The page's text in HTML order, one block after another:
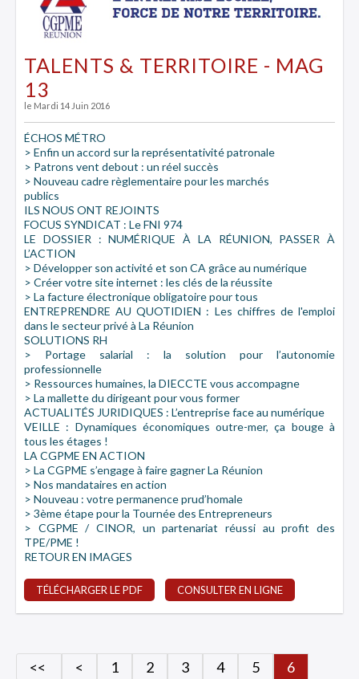
TALENTS & TERRITOIRE - MAG
13
le Mardi 14 Juin 2016
ÉCHOS MÉTRO
> Enfin un accord sur la représentativité patronale
> Patrons vent debout : un réel succès
> Nouveau cadre règlementaire pour les marchés
publics
ILS NOUS ONT REJOINTS
FOCUS SYNDICAT : Le FNI 974
LE DOSSIER : NUMÉRIQUE À LA RÉUNION, PASSER À
L’ACTION
> Développer son activité et son CA grâce au numérique
> Créer votre site internet : les clés de la réussite
> La facture électronique obligatoire pour tous
ENTREPRENDRE AU QUOTIDIEN : Les chiffres de l'emploi
dans le secteur privé à La Réunion
SOLUTIONS RH
> Portage salarial : la solution pour l’autonomie
professionnelle
> Ressources humaines, la DIECCTE vous accompagne
> La mallette du dirigeant pour vous former
ACTUALITÉS JURIDIQUES : L’entreprise face au numérique
VEILLE : Dynamiques économiques outre-mer, ça bouge à
tous les étages !
LA CGPME EN ACTION
> La CGPME s’engage à faire gagner La Réunion
> Nos mandataires en action
> Nouveau : votre permanence prud’homale
> 3ème étape pour la Tournée des Entrepreneurs
> CGPME / CINOR, un partenariat réussi au profit des
TPE/PME !
RETOUR EN IMAGES
TÉLÉCHARGER LE PDF CONSULTER EN LIGNE
<< < 1 2 3 4 5
6